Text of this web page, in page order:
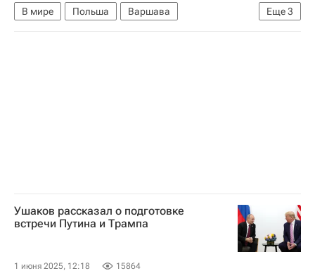
Еще3
В мире Польша
Варшава
Рафал Тшасковски
Кароль Навроцкий
Ушаков рассказал о подготовке
встречи Путина и Трампа
1 июня 2025, 12:18 15864